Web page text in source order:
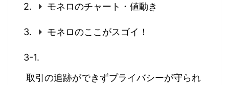
モネロのチャート・値動き
モネロのここがスゴイ！
取引の追跡ができずプライバシーが守られ